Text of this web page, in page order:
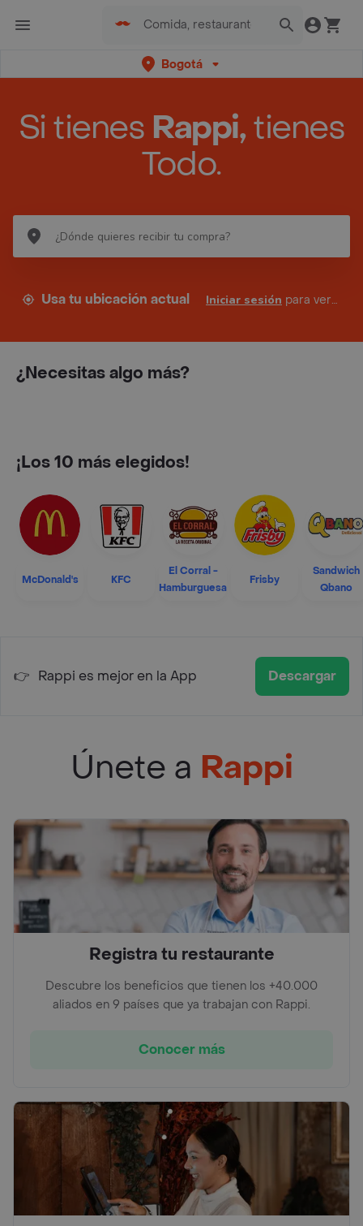
Bogotá
Si tienes Rappi,tienes
Todo.
Usa tu ubicación actual Iniciar sesión para ver tus direcciones
¿Necesitas algo más?
¡Los 10 más elegidos!
McDonald's KFC
El Corral -
Hamburguesa
Frisby
Sandwich
Qbano
👉 Rappi es mejor en la App Descargar
Únete a Rappi
Registra tu restaurante
Descubre los beneficios que tienen los +40.000
aliados en 9 países que ya trabajan con Rappi.
Conocer más